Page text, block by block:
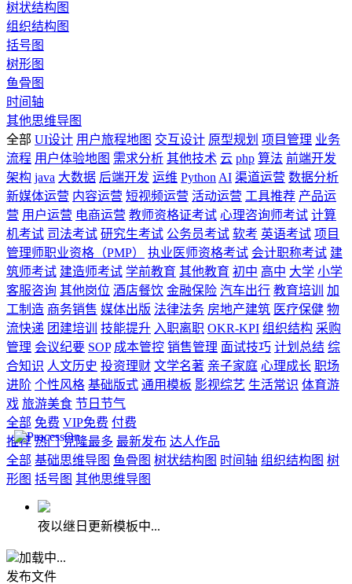
树状结构图
组织结构图
括号图
树形图
鱼骨图
时间轴
其他思维导图
全部 UI设计 用户旅程地图 交互设计 原型规划 项目管理 业务
流程 用户体验地图 需求分析 其他技术 云 php 算法 前端开发
架构 java 大数据 后端开发 运维 Python AI 渠道运营 数据分析
新媒体运营 内容运营 短视频运营 活动运营 工具推荐 产品运
营 用户运营 电商运营 教师资格证考试 心理咨询师考试 计算
机考试 司法考试 研究生考试 公务员考试 软考 英语考试 项目
管理师职业资格（PMP）
执业医师资格考试 会计职称考试 建
筑师考试 建造师考试 学前教育 其他教育 初中 高中 大学 小学
客服咨询 其他岗位 酒店餐饮 金融保险 汽车出行 教育培训
加
工制造 商务销售 媒体出版 法律法务 房地产建筑 医疗保健 物
流快递 团建培训 技能提升 入职离职 OKR-KPI 组织结构 采购
管理 会议纪要 SOP 成本管控 销售管理 面试技巧 计划总结 综
合知识 人文历史 投资理财 文学名著 亲子家庭 心理成长 职场
进阶 个性风格 基础版式 通用模板 影视综艺 生活常识 体育游
戏 旅游美食 节日节气
全部 免费 VIP免费 付费
推荐 热门 克隆最多 最新发布 达人作品
全部 基础思维导图 鱼骨图 树状结构图 时间轴 组织结构图 树
形图 括号图 其他思维导图
夜以继日更新模板中...
加载中...
发布文件